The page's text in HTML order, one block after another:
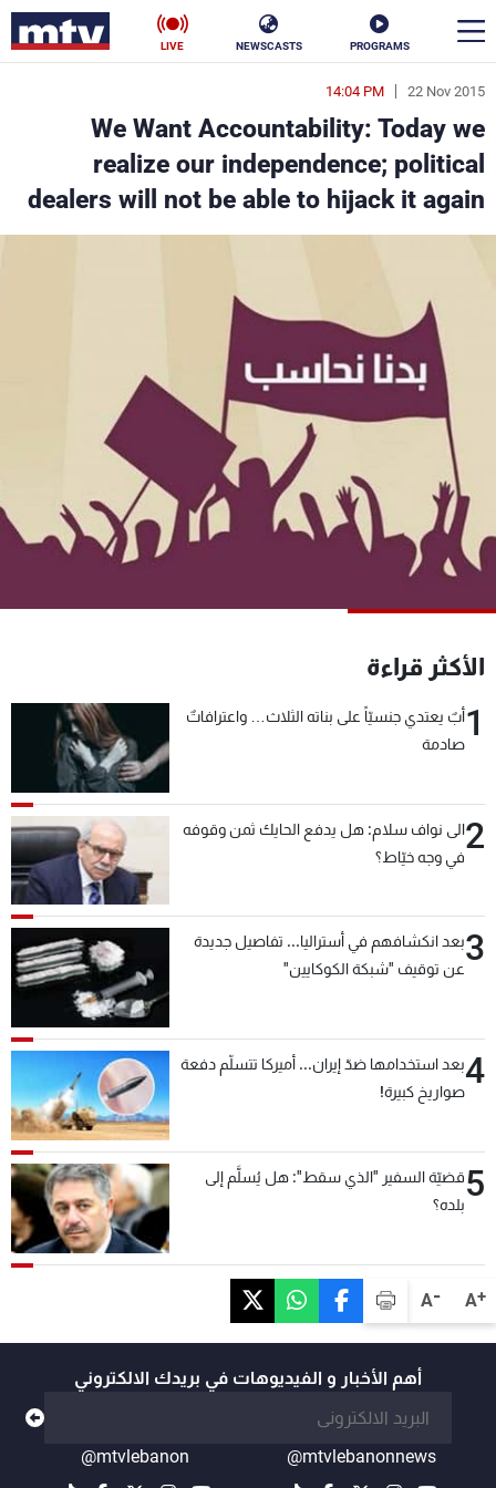
PROGRAMS
NEWSCASTS
LIVE
A+
A-
22 Nov 2015
14:04 PM
We Want Accountability: Today we
realize our independence; political
dealers will not be able to hijack it again
الأكثر قراءة
1أبٌ يعتدي جنسيّاً على بناته الثلاث… واعترافاتٌ
صادمة
2الى نواف سلام: هل يدفع الحايك ثمن وقوفه
في وجه خيّاط؟
3بعد انكشافهم في أستراليا... تفاصيل جديدة
عن توقيف "شبكة الكوكايين"
4بعد استخدامها ضدّ إيران... أميركا تتسلّم دفعة
صواريخ كبيرة!
5قضيّة السفير "الذي سقط": هل يُسلَّم إلى
بلده؟
أهم الأخبار و الفيديوهات في بريدك الالكتروني
@mtvlebanonnews
@mtvlebanon
en
الأخبار
سياسة ناس
منوعات رياضة
كأس العالم
البرامج
جدول البرامج
شاهد البرامج
الترددات
لاعلاناتكم